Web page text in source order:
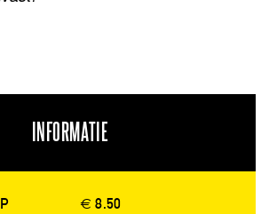
INFORMATIE
€ 8.50